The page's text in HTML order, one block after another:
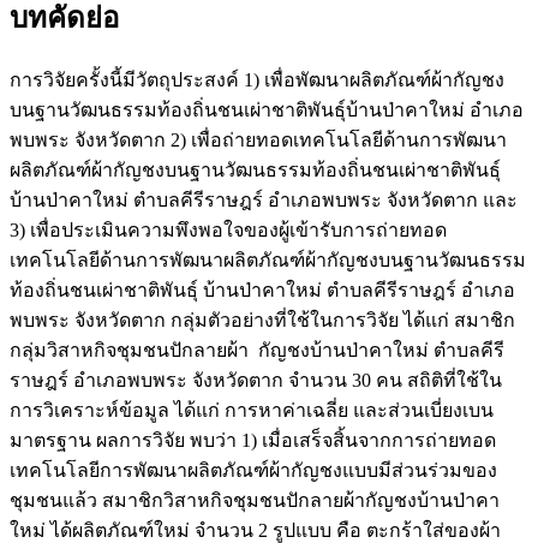
บทคัดย่อ
การวิจัยครั้งนี้มีวัตถุประสงค์ 1) เพื่อพัฒนาผลิตภัณฑ์ผ้ากัญชง
บนฐานวัฒนธรรมท้องถิ่นชนเผ่าชาติพันธุ์บ้านป่าคาใหม่ อำเภอ
พบพระ จังหวัดตาก 2) เพื่อถ่ายทอดเทคโนโลยีด้านการพัฒนา
ผลิตภัณฑ์ผ้ากัญชงบนฐานวัฒนธรรมท้องถิ่นชนเผ่าชาติพันธุ์
บ้านป่าคาใหม่ ตำบลคีรีราษฎร์ อำเภอพบพระ จังหวัดตาก และ
3) เพื่อประเมินความพึงพอใจของผู้เข้ารับการถ่ายทอด
เทคโนโลยีด้านการพัฒนาผลิตภัณฑ์ผ้ากัญชงบนฐานวัฒนธรรม
ท้องถิ่นชนเผ่าชาติพันธุ์ บ้านป่าคาใหม่ ตำบลคีรีราษฎร์ อำเภอ
พบพระ จังหวัดตาก กลุ่มตัวอย่างที่ใช้ในการวิจัย ได้แก่ สมาชิก
กลุ่มวิสาหกิจชุมชนปักลายผ้า กัญชงบ้านป่าคาใหม่ ตำบลคีรี
ราษฎร์ อำเภอพบพระ จังหวัดตาก จำนวน 30 คน สถิติที่ใช้ใน
การวิเคราะห์ข้อมูล ได้แก่ การหาค่าเฉลี่ย และส่วนเบี่ยงเบน
มาตรฐาน ผลการวิจัย พบว่า 1) เมื่อเสร็จสิ้นจากการถ่ายทอด
เทคโนโลยีการพัฒนาผลิตภัณฑ์ผ้ากัญชงแบบมีส่วนร่วมของ
ชุมชนแล้ว สมาชิกวิสาหกิจชุมชนปักลายผ้ากัญชงบ้านป่าคา
ใหม่ ได้ผลิตภัณฑ์ใหม่ จำนวน 2 รูปแบบ คือ ตะกร้าใส่ของผ้า